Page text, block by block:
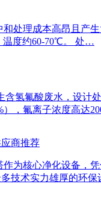
处理成本高昂且产
温度约60-70℃。 处…
氢氟酸废水，设
，氟离子浓度高达
商推荐
为核心净化设备，
技术实力雄厚的环